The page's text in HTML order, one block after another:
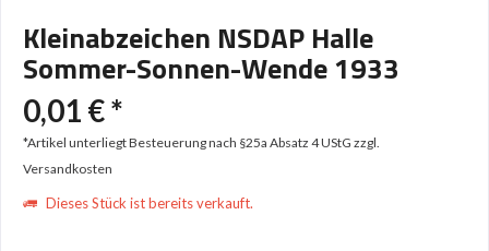
Kleinabzeichen NSDAP Halle
Sommer-Sonnen-Wende 1933
0,01 € *
*Artikel unterliegt Besteuerung nach §25a Absatz 4 UStG zzgl.
Versandkosten
Dieses Stück ist bereits verkauft.